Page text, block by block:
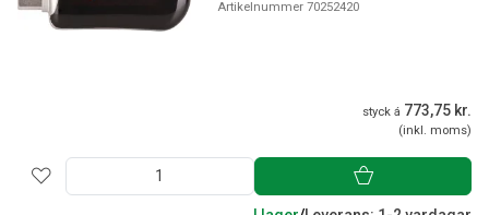
Artikelnummer 70252420
styck á 773,75 kr.
(inkl. moms)